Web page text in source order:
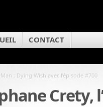
CONTACT
: Dying Wish avec l’épisode #700
Crety,